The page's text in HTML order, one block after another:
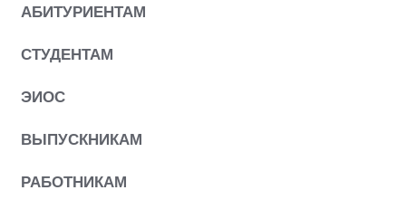
АБИТУРИЕНТАМ
СТУДЕНТАМ
ЭИОС
ВЫПУСКНИКАМ
РАБОТНИКАМ